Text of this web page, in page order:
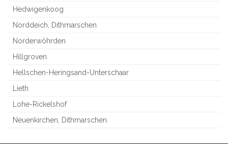
Hedwigenkoog
Norddeich, Dithmarschen
Norderwöhrden
Hillgroven
Hellschen-Heringsand-Unterschaar
Lieth
Lohe-Rickelshof
Neuenkirchen, Dithmarschen